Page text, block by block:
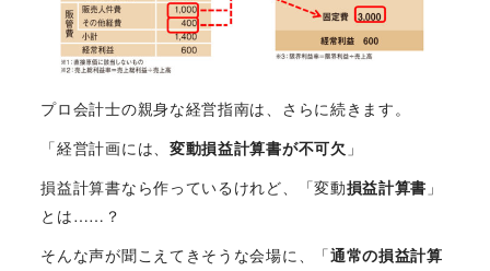
プロ会計士の親身な経営指南は、さらに続きます。
「経営計画には、 変動損益計算書が不可欠 」
損益計算書なら作っているけれど、「変動損益計算書 」
とは……？
そんな声が聞こえてきそうな会場に、「通常の損益計算